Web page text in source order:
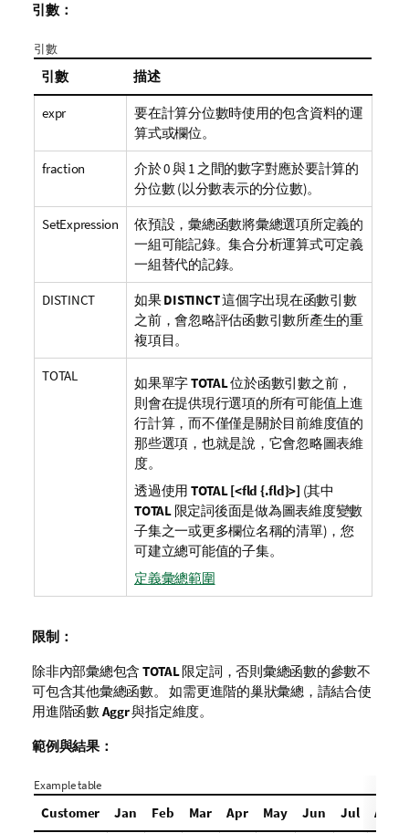
引數：
引數
引數 描述
expr
要在計算分位數時使用的包含資料的運
算式或欄位。
fraction
介於 0 與 1 之間的數字對應於要計算的
分位數 (以分數表示的分位數)。
SetExpression
依預設，彙總函數將彙總選項所定義的
一組可能記錄。集合分析運算式可定義
一組替代的記錄。
DISTINCT 如果DISTINCT這個字出現在函數引數
之前，會忽略評估函數引數所產生的重
複項目。
TOTAL 如果單字TOTAL位於函數引數之前，
則會在提供現行選項的所有可能值上進
行計算，而不僅僅是關於目前維度值的
那些選項，也就是說，它會忽略圖表維
度。
透過使用 TOTAL [<fld {.fld}>] (其中
TOTAL限定詞後面是做為圖表維度變數
子集之一或更多欄位名稱的清單)，您
可建立總可能值的子集。
定義彙總範圍
限制：
除非內部彙總包含 TOTAL限定詞，否則彙總函數的參數不
可包含其他彙總函數。 如需更進階的巢狀彙總，請結合使
用進階函數Aggr與指定維度。
範例與結果：
Example table
Customer Jan Feb Mar Apr May Jun Jul Aug